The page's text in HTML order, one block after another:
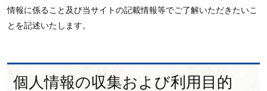
情報に係ること及び当サイトの記載情報等でご了解いただきたいこ
とを記述いたします。
個人情報の収集および利用目的